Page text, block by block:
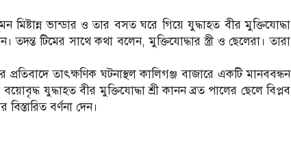
মিষ্টান্ন ভান্ডার ও তার বসত ঘরে গিয়ে যুদ্ধাহত বীর মুক্তিযোদ্ধা
তদন্ত টিমের সাথে কথা বলেন, মুক্তিযোদ্ধার স্ত্রী ও ছেলেরা। তারা
তাৎক্ষণিক ঘটনাস্থল কালিগঞ্জ বাজারে একটি মানববন্ধন
যুদ্ধাহত বীর মুক্তিযোদ্ধা শ্রী কানন ব্রত পালের ছেলে বিপ্লব
বর্ণনা দেন।